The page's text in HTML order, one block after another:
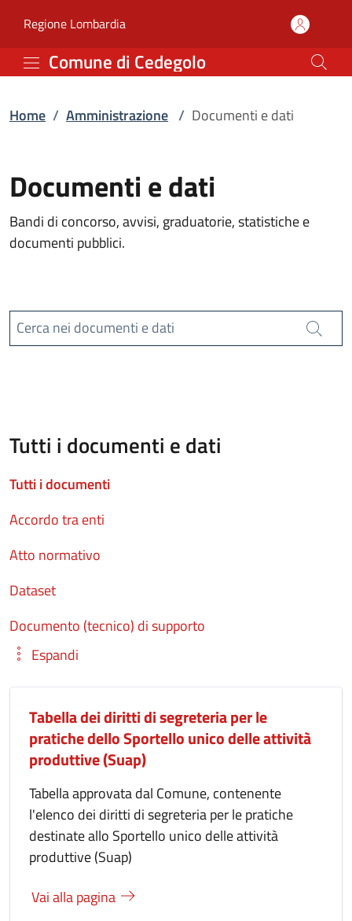
Documenti e dati |
Regione Lombardia(apre in un'altra scheda).
Comune di Cedegolo
Home / Amministrazione / Documenti e dati
Documenti e dati
Bandi di concorso, avvisi, graduatorie, statistiche e
documenti pubblici.
Cerca nei documenti e dati
Cerca
Tutti i documenti e dati
Tutti i documenti
Accordo tra enti
Atto normativo
Dataset
Documento (tecnico) di supporto
Espandi
Tabella dei diritti di segreteria per le
pratiche dello Sportello unico delle attività
produttive (Suap)
Tabella approvata dal Comune, contenente
l'elenco dei diritti di segreteria per le pratiche
destinate allo Sportello unico delle attività
produttive (Suap)
Vai alla pagina